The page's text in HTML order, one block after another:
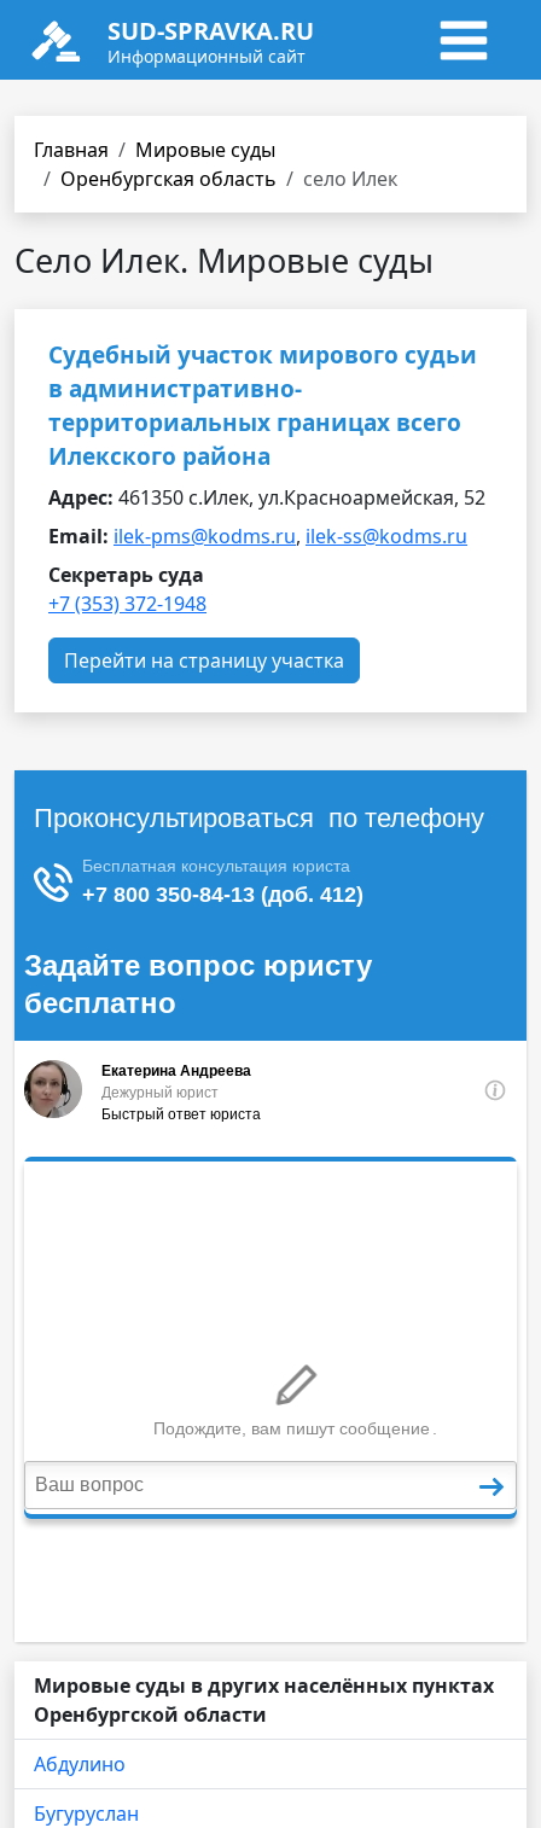
SUD-SPRAVKA.RU
Информационный сайт
Главная
Мировые суды
Оренбургская область
село Илек
Село Илек. Мировые суды
Судебный участок мирового судьи
в административно-
территориальных границах всего
Илекского района
Адрес: 461350 с.Илек, ул.Красноармейская, 52
Email: ilek-pms@kodms.ru, ilek-ss@kodms.ru
Секретарь суда
+7 (353) 372-1948
Перейти на страницу участка
Мировые суды в других населённых пунктах
Оренбургской области
Абдулино
Бугуруслан